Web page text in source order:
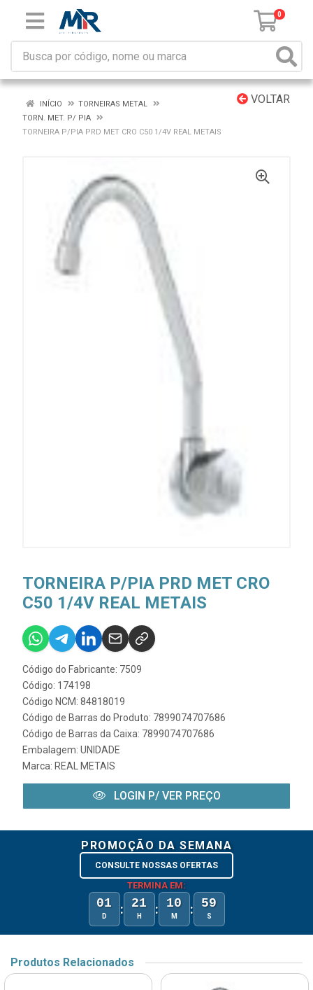
0
VOLTAR
INÍCIO
TORNEIRAS METAL
TORN. MET. P/ PIA
TORNEIRA P/PIA PRD MET CRO C50 1/4V REAL METAIS
TORNEIRA P/PIA PRD MET CRO
C50 1/4V REAL METAIS
Código do Fabricante: 7509
Código: 174198
Código NCM: 84818019
Código de Barras do Produto: 7899074707686
Código de Barras da Caixa: 7899074707686
Embalagem: UNIDADE
Marca: REAL METAIS
LOGIN P/ VER PREÇO
PROMOÇÃO DA SEMANA
CONSULTE NOSSAS OFERTAS
TERMINA EM:
01
D : 21
H : 10
M : 59
S
Produtos Relacionados